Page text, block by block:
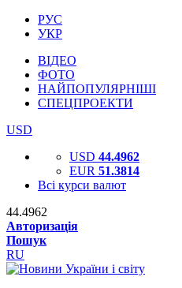
РУС
УКР
ВІДЕО
ФОТО
НАЙПОПУЛЯРНІШІ
СПЕЦПРОЕКТИ
USD
USD 44.4962
EUR 51.3814
Всі курси валют
44.4962
Авторизація
Пошук
RU